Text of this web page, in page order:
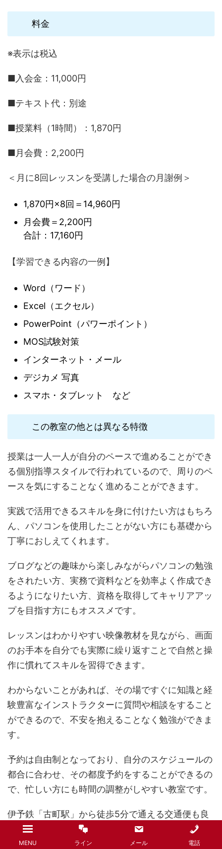
料金
※表示は税込
■入会金：11,000円
■テキスト代：別途
■授業料（1時間）：1,870円
■月会費：2,200円
＜月に8回レッスンを受講した場合の月謝例＞
1,870円×8回＝14,960円
月会費＝2,200円
合計：17,160円
【学習できる内容の一例】
Word（ワード）
Excel（エクセル）
PowerPoint（パワーポイント）
MOS試験対策
インターネット・メール
デジカメ 写真
スマホ・タブレット など
この教室の他とは異なる特徴
授業は一人一人が自分のペースで進めることができ
る個別指導スタイルで行われているので、周りのペ
ースを気にすることなく進めることができます。
実践で活用できるスキルを身に付けたい方はもちろ
ん、パソコンを使用したことがない方にも基礎から
丁寧におしえてくれます。
ブログなどの趣味から楽しみながらパソコンの勉強
をされたい方、実務で資料などを効率よく作成でき
るようになりたい方、資格を取得してキャリアアッ
プを目指す方にもオススメです。
レッスンはわかりやすい映像教材を見ながら、画面
のお手本を自分でも実際に繰り返すことで自然と操
作に慣れてスキルを習得できます。
わからないことがあれば、その場ですぐに知識と経
験豊富なインストラクターに質問や相談をすること
ができるので、不安を抱えることなく勉強ができま
す。
予約は自由制となっており、自分のスケジュールの
都合に合わせ、その都度予約をすることができるの
で、忙しい方にも時間の調整がしやすい教室です。
伊予鉄「古町駅」から徒歩5分で通える交通便も良
い立地で通学にも困りませんし、フジ本部第3ビル
の3階までが駐車場となっているので、お車での通
MENU ライン メール 電話